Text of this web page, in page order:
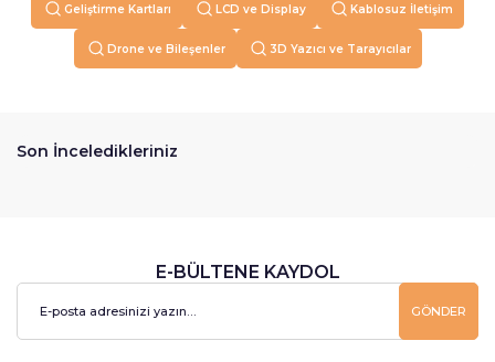
Geliştirme Kartları LCD ve Display Kablosuz İletişim
Drone ve Bileşenler 3D Yazıcı ve Tarayıcılar
Son İnceledikleriniz
E-BÜLTENE KAYDOL
GÖNDER